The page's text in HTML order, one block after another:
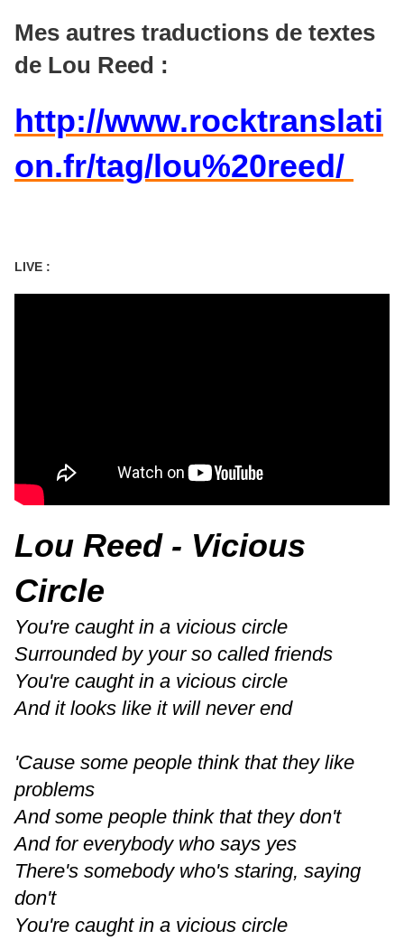
Mes autres traductions de textes
de Lou Reed :
http://www.rocktranslati
on.fr/tag/lou%20reed/
LIVE :
Lou Reed - Vicious
Circle
You're caught in a vicious circle
Surrounded by your so called friends
You're caught in a vicious circle
And it looks like it will never end
'Cause some people think that they like
problems
And some people think that they don't
And for everybody who says yes
There's somebody who's staring, saying
don't
You're caught in a vicious circle